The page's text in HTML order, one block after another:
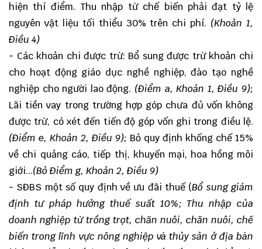
hiện thí điểm. Thu nhập từ chế biến phải đạt tỷ lệ
nguyên vật liệu tối thiểu 30% trên chi phí. (Khoản 1,
Điều 4)
- Các khoản chi được trừ: Bổ sung được trừ khoản chi
cho hoạt động giáo dục nghề nghiệp, đào tạo nghề
nghiệp cho người lao động. (Điểm a, Khoản 1, Điều 9);
Lãi tiền vay trong trường hợp góp chưa đủ vốn không
được trừ, có xét đến tiến độ góp vốn ghi trong điều lệ.
(Điểm e, Khoản 2, Điều 9); Bỏ quy định khống chế 15%
về chi quảng cáo, tiếp thị, khuyến mại, hoa hồng môi
giới...(Bỏ Điểm g, Khoản 2, Điều 9)
- SĐBS một số quy định về ưu đãi thuế (Bổ sung giám
định tư pháp hưởng thuế suất 10%; Thu nhập của
doanh nghiệp từ trồng trọt, chăn nuôi, chăn nuôi, chế
biến trong lĩnh vực nông nghiệp và thủy sản ở địa bàn